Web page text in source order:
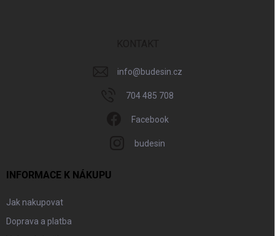
info@budesin.cz
704 485 708
Facebook
budesin
INFORMACE K NÁKUPU
Jak nakupovat
Doprava a platba